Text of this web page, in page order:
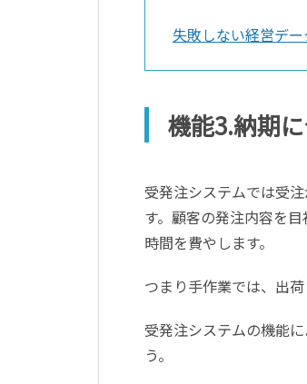
失敗しない経営デ
機能3.納期
受発注システムでは受
す。顧客の発注内容を
時間を費やします。
つまり手作業では、出
受発注システムの機能
う。